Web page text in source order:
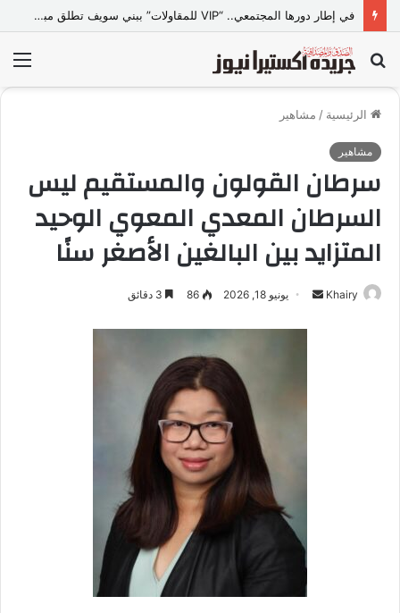
في إطار دورها المجتمعي.. “VIP للمقاولات” ببني سويف تطلق مبادرة “تعالي أقدم على تصالح” بالمجان
بحث
عن
الرئيسية / مشاهير
مشاهير
سرطان القولون والمستقيم ليس
السرطان المعدي المعوي الوحيد
المتزايد بين البالغين الأصغر سنًا
Khairy
ر
يونيو 18, 2026 86